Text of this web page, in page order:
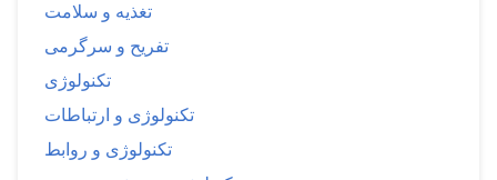
تغذیه و سلامت
تفریح و سرگرمی
تکنولوژی
تکنولوژی و ارتباطات
تکنولوژی و روابط